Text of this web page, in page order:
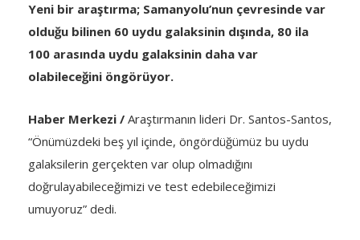
Yeni bir araştırma; Samanyolu’nun çevresinde var
olduğu bilinen 60 uydu galaksinin dışında, 80 ila
100 arasında uydu galaksinin daha var
olabileceğini öngörüyor.
Haber Merkezi / Araştırmanın lideri Dr. Santos-Santos,
“Önümüzdeki beş yıl içinde, öngördüğümüz bu uydu
galaksilerin gerçekten var olup olmadığını
doğrulayabileceğimizi ve test edebileceğimizi
umuyoruz” dedi.